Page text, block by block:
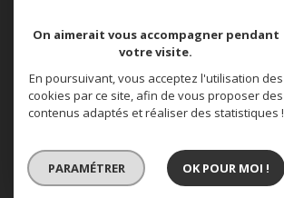
Se
CONNECTER
On aimerait vous accompagner pendant
votre visite.
En poursuivant, vous acceptez l'utilisation des
cookies par ce site, afin de vous proposer des
contenus adaptés et réaliser des statistiques !
PARAMÉTRER OK POUR MOI !